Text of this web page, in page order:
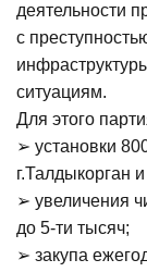
деятельности
с
ситуациям.
Для этого
➢ установки
г.Талдыкорган
➢ увеличения
до 5-ти тысяч;
➢ закупа